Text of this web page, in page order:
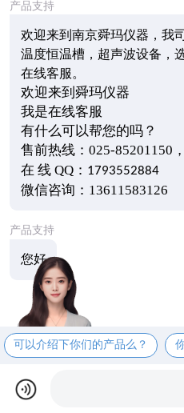
产品支持
欢迎来到南京舜玛仪器，我
温度恒温槽，超声波设备，
在线客服。
欢迎来到舜玛仪器
我是在线客服
有什么可以帮您的吗？
售前热线： 025-85201150 ，
在 线QQ： 1793552884
微信咨询： 13611583126
产品支持
您好
可以介绍下你们的产品么？